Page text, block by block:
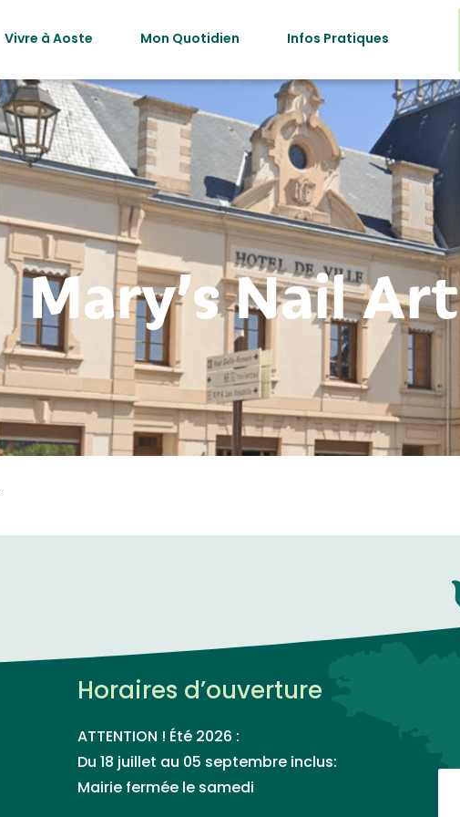
Vivre à Aoste Mon Quotidien Infos Pratiques
Mary’s Nail Art
Horaires d’ouverture
ATTENTION ! Été 2026 :
Du 18 juillet au 05 septembre inclus:
Mairie fermée le samedi